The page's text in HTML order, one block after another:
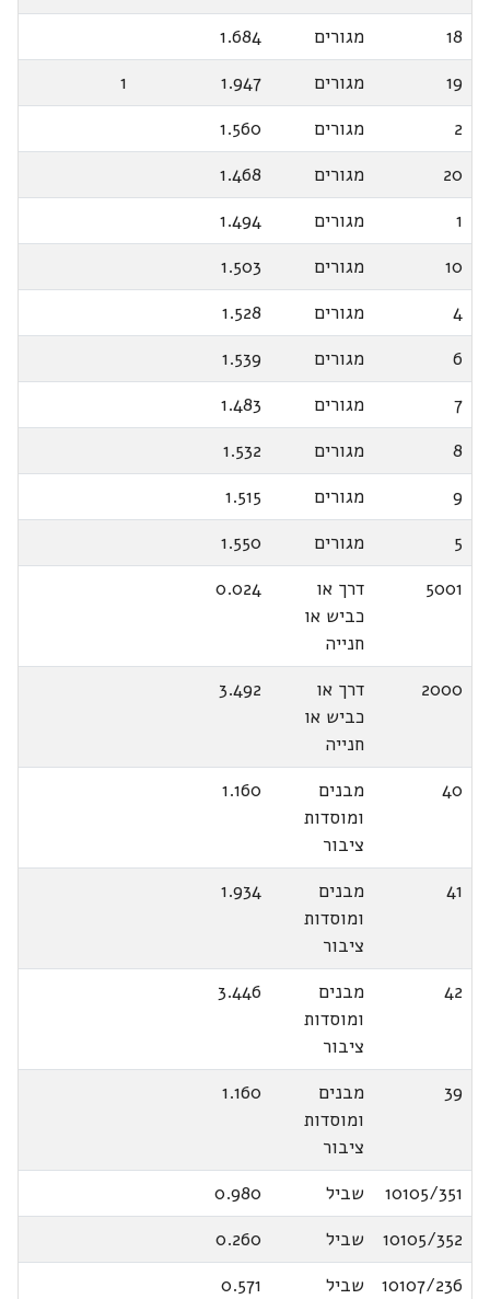
18
מגורים
1.684
19
מגורים 1.947
1
2
מגורים
1.560
20
מגורים
1.468
1
מגורים
1.494
10
מגורים
1.503
4
מגורים
1.528
6
מגורים
1.539
7
מגורים
1.483
8
מגורים
1.532
9
מגורים
1.515
5
מגורים
1.550
5001
דרך או
כביש או
חנייה
0.024
2000
דרך או
כביש או
חנייה
3.492
40
מבנים
ומוסדות
ציבור
1.160
41
מבנים
ומוסדות
ציבור
1.934
42
מבנים
ומוסדות
ציבור
3.446
39
מבנים
ומוסדות
ציבור
1.160
10105/351 שביל
0.980
10105/352
שביל
0.260
10107/236
שביל
0.571